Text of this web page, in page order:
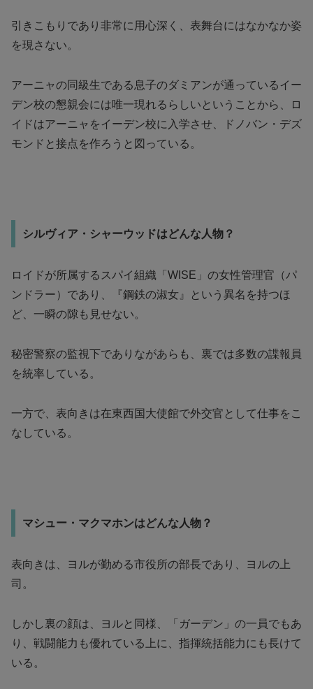
引きこもりであり非常に用心深く、表舞台にはなかなか姿
を現さない。
アーニャの同級生である息子のダミアンが通っているイー
デン校の懇親会には唯一現れるらしいということから、ロ
イドはアーニャをイーデン校に入学させ、ドノバン・デズ
モンドと接点を作ろうと図っている。
シルヴィア・シャーウッドはどんな人物？
ロイドが所属するスパイ組織「WISE」の女性管理官（パ
ンドラー）であり、『鋼鉄の淑女』という異名を持つほ
ど、一瞬の隙も見せない。
秘密警察の監視下でありながあらも、裏では多数の諜報員
を統率している。
一方で、表向きは在東西国大使館で外交官として仕事をこ
なしている。
マシュー・マクマホンはどんな人物？
表向きは、ヨルが勤める市役所の部長であり、ヨルの上
司。
しかし裏の顔は、ヨルと同様、「ガーデン」の一員でもあ
り、戦闘能力も優れている上に、指揮統括能力にも長けて
いる。